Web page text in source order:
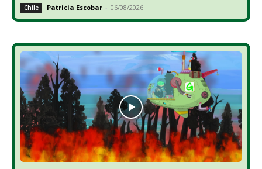
Chile Patricia Escobar - 06/08/2026